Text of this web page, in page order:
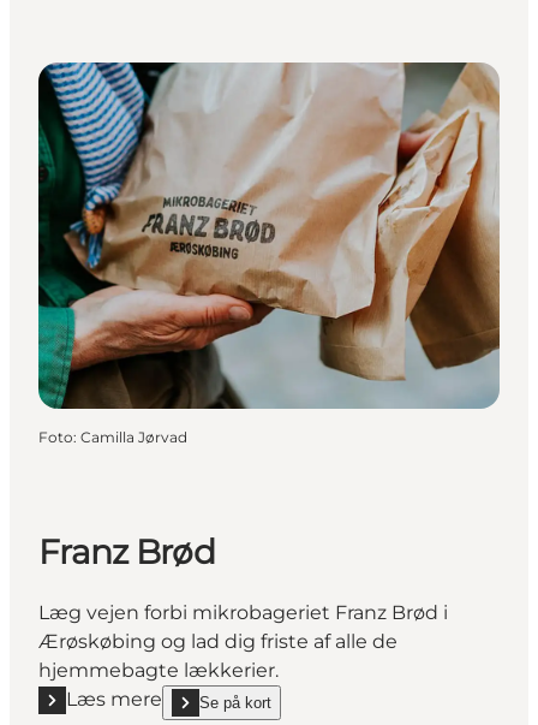
Foto: Camilla Jørvad
Franz Brød
Læg vejen forbi mikrobageriet Franz Brød i
Ærøskøbing og lad dig friste af alle de
hjemmebagte lækkerier.
Læs mere
Læs mere "Franz Brød"
Se på kort
show Franz Brød on_map